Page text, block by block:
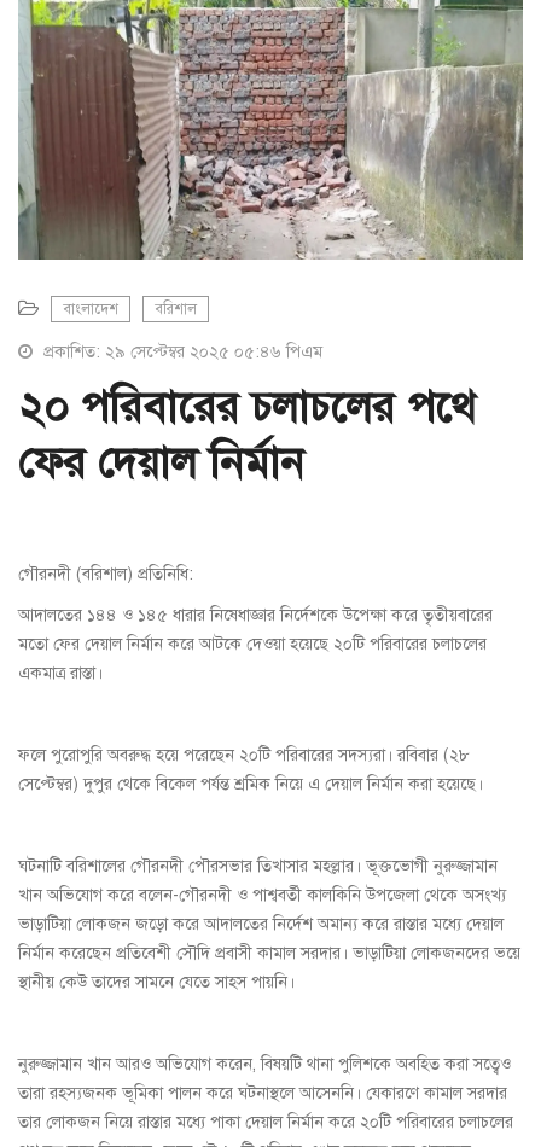
a
বাংলাদেশ বরিশাল
প্রকাশিত: ২৯ সেপ্টেম্বর ২০২৫ ০৫:৪৬ পিএম
২০ পরিবারের চলাচলের পথে
ফের দেয়াল নির্মান
গৌরনদী (বরিশাল) প্রতিনিধি:
আদালতের ১৪৪ ও ১৪৫ ধারার নিষেধাজ্ঞার নির্দেশকে উপেক্ষা করে তৃতীয়বারের
মতো ফের দেয়াল নির্মান করে আটকে দেওয়া হয়েছে ২০টি পরিবারের চলাচলের
একমাত্র রাস্তা।
ফলে পুরোপুরি অবরুদ্ধ হয়ে পরেছেন ২০টি পরিবারের সদস্যরা। রবিবার (২৮
সেপ্টেম্বর) দুপুর থেকে বিকেল পর্যন্ত শ্রমিক নিয়ে এ দেয়াল নির্মান করা হয়েছে।
ঘটনাটি বরিশালের গৌরনদী পৌরসভার তিখাসার মহল্লার। ভূক্তভোগী নুরুজ্জামান
খান অভিযোগ করে বলেন-গৌরনদী ও পাশ্ববর্তী কালকিনি উপজেলা থেকে অসংখ্য
ভাড়াটিয়া লোকজন জড়ো করে আদালতের নির্দেশ অমান্য করে রাস্তার মধ্যে দেয়াল
নির্মান করেছেন প্রতিবেশী সৌদি প্রবাসী কামাল সরদার। ভাড়াটিয়া লোকজনদের ভয়ে
স্থানীয় কেউ তাদের সামনে যেতে সাহস পায়নি।
নুরুজ্জামান খান আরও অভিযোগ করেন, বিষয়টি থানা পুলিশকে অবহিত করা সত্বেও
তারা রহস্যজনক ভূমিকা পালন করে ঘটনাস্থলে আসেননি। যেকারণে কামাল সরদার
তার লোকজন নিয়ে রাস্তার মধ্যে পাকা দেয়াল নির্মান করে ২০টি পরিবারের চলাচলের